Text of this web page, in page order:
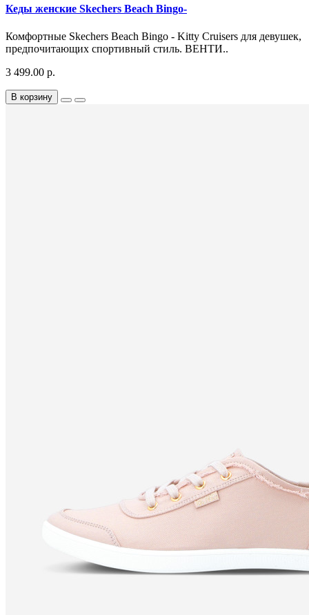
Кеды женские Skechers Beach Bingo-
Комфортные Skechers Beach Bingo - Kitty Cruisers для девушек,
предпочитающих спортивный стиль. ВЕНТИ..
3 499.00 р.
В корзину